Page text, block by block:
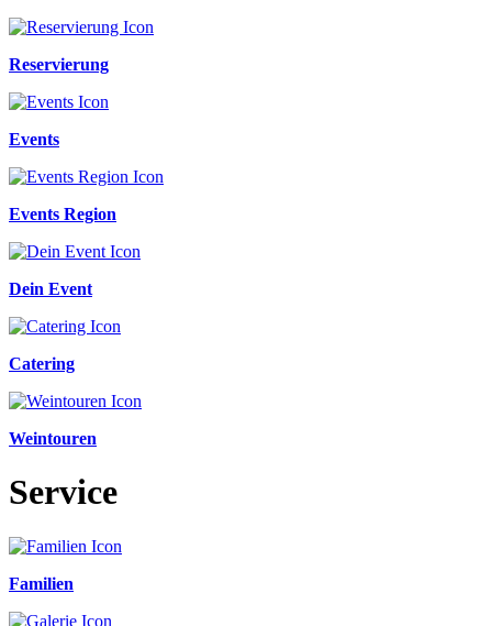
Reservierung
Events
Events Region
Dein Event
Catering
Weintouren
Service
Familien